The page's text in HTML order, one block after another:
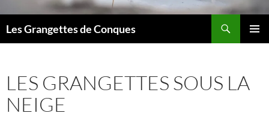
Les Grangettes de Conques
LES GRANGETTES SOUS LA
NEIGE